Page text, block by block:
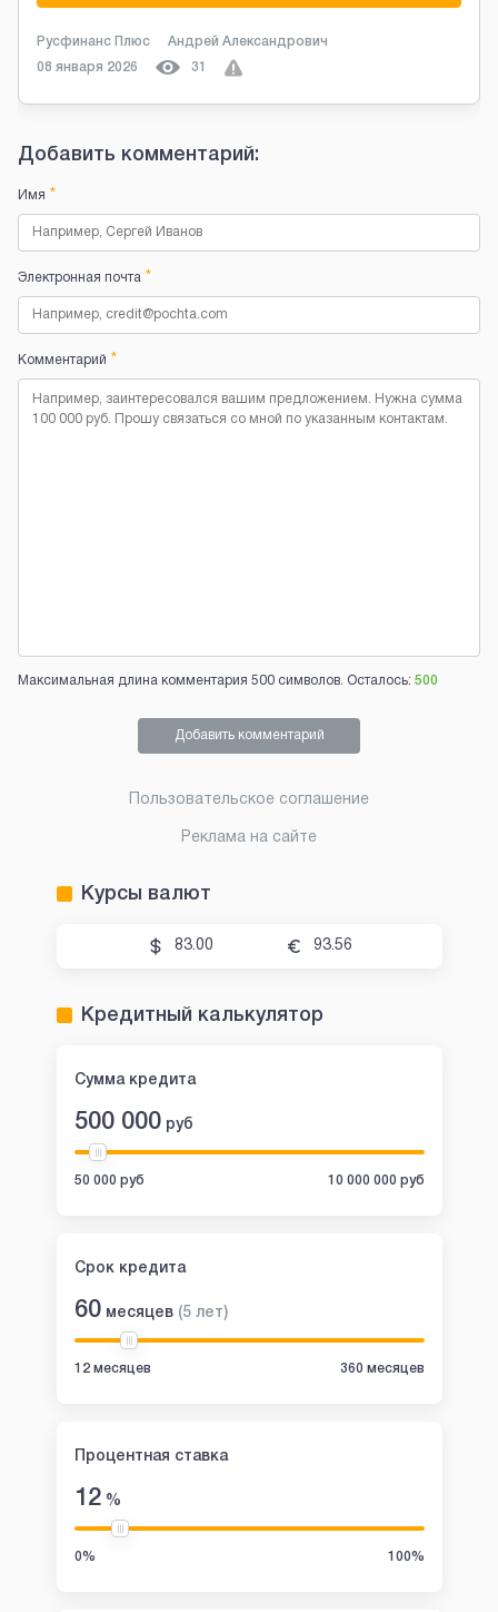
Русфинанс Плюс Андрей Александрович
08 января 2026 31
Добавить комментарий:
Имя *
Электронная почта *
Комментарий *
Максимальная длина комментария 500 символов. Осталось: 500
Добавить комментарий
Пользовательское соглашение
Реклама на сайте
Курсы валют
83.00 93.56
Кредитный калькулятор
Сумма кредита
500 000 руб
50 000 руб 10 000 000 руб
Срок кредита
60 месяцев (5 лет)
12 месяцев 360 месяцев
Процентная ставка
12%
0% 100%